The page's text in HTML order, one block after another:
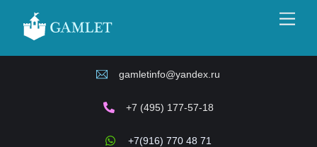
content
gamletinfo@yandex.ru
+7 (495) 177-57-18
+7(916) 770 48 71